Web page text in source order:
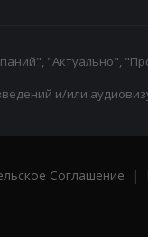
"Актуально",
и/или
Соглашение |